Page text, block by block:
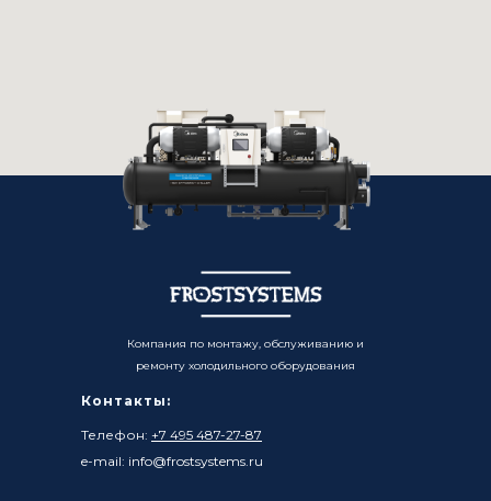
Контакты:
Телефон: +7 495 487-27-87
e-mail: info@frostsystems.ru
Компания по монтажу, обслуживанию и
ремонту холодильного оборудования